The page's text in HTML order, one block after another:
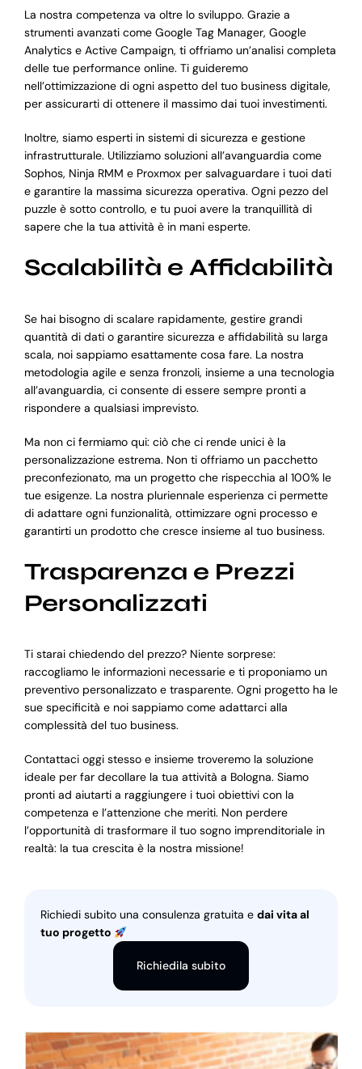
La nostra competenza va oltre lo sviluppo. Grazie a
strumenti avanzati come Google Tag Manager, Google
Analytics e Active Campaign, ti offriamo un’analisi completa
delle tue performance online. Ti guideremo
nell’ottimizzazione di ogni aspetto del tuo business digitale,
per assicurarti di ottenere il massimo dai tuoi investimenti.
Inoltre, siamo esperti in sistemi di sicurezza e gestione
infrastrutturale. Utilizziamo soluzioni all’avanguardia come
Sophos, Ninja RMM e Proxmox per salvaguardare i tuoi dati
e garantire la massima sicurezza operativa. Ogni pezzo del
puzzle è sotto controllo, e tu puoi avere la tranquillità di
sapere che la tua attività è in mani esperte.
Scalabilità e Affidabilità
Se hai bisogno di scalare rapidamente, gestire grandi
quantità di dati o garantire sicurezza e affidabilità su larga
scala, noi sappiamo esattamente cosa fare. La nostra
metodologia agile e senza fronzoli, insieme a una tecnologia
all’avanguardia, ci consente di essere sempre pronti a
rispondere a qualsiasi imprevisto.
Ma non ci fermiamo qui: ciò che ci rende unici è la
personalizzazione estrema. Non ti offriamo un pacchetto
preconfezionato, ma un progetto che rispecchia al 100% le
tue esigenze. La nostra pluriennale esperienza ci permette
di adattare ogni funzionalità, ottimizzare ogni processo e
garantirti un prodotto che cresce insieme al tuo business.
Trasparenza e Prezzi
Personalizzati
Ti starai chiedendo del prezzo? Niente sorprese:
raccogliamo le informazioni necessarie e ti proponiamo un
preventivo personalizzato e trasparente. Ogni progetto ha le
sue specificità e noi sappiamo come adattarci alla
complessità del tuo business.
Contattaci oggi stesso e insieme troveremo la soluzione
ideale per far decollare la tua attività a Bologna. Siamo
pronti ad aiutarti a raggiungere i tuoi obiettivi con la
competenza e l’attenzione che meriti. Non perdere
l’opportunità di trasformare il tuo sogno imprenditoriale in
realtà: la tua crescita è la nostra missione!
Richiedi subito una consulenza gratuita e dai vita al
tuo progetto
Richiedila subito